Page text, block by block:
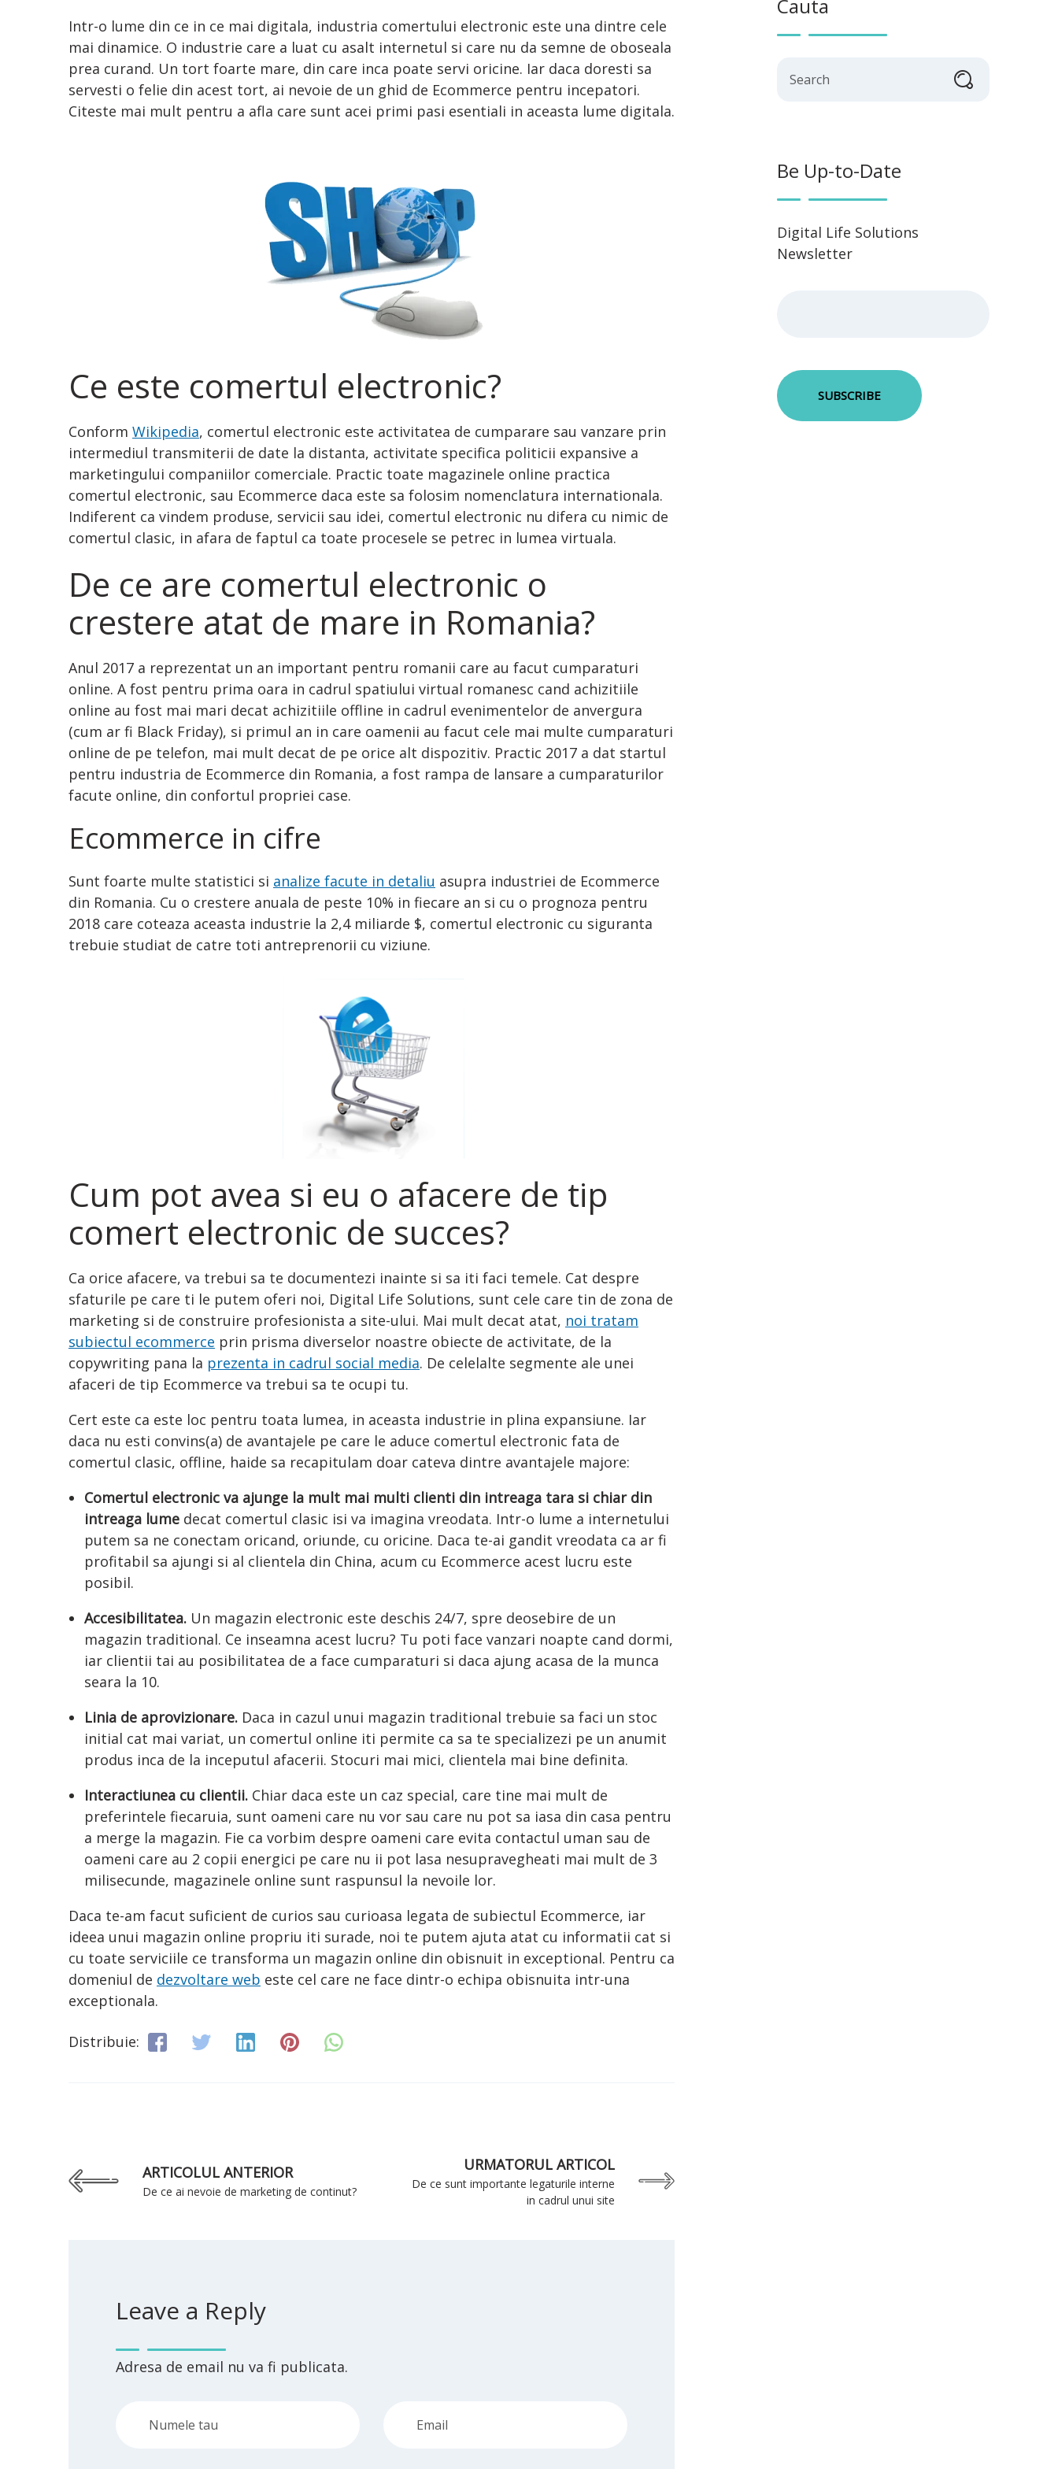
Intr-o lume din ce in ce mai digitala, industria comertului electronic este una dintre cele
mai dinamice. O industrie care a luat cu asalt internetul si care nu da semne de oboseala
prea curand. Un tort foarte mare, din care inca poate servi oricine. Iar daca doresti sa
servesti o felie din acest tort, ai nevoie de un ghid de Ecommerce pentru incepatori.
Citeste mai mult pentru a afla care sunt acei primi pasi esentiali in aceasta lume digitala.
Ce este comertul electronic?
Conform Wikipedia, comertul electronic este activitatea de cumparare sau vanzare prin
intermediul transmiterii de date la distanta, activitate specifica politicii expansive a
marketingului companiilor comerciale. Practic toate magazinele online practica
comertul electronic, sau Ecommerce daca este sa folosim nomenclatura internationala.
Indiferent ca vindem produse, servicii sau idei, comertul electronic nu difera cu nimic de
comertul clasic, in afara de faptul ca toate procesele se petrec in lumea virtuala.
De ce are comertul electronic o
crestere atat de mare in Romania?
Anul 2017 a reprezentat un an important pentru romanii care au facut cumparaturi
online. A fost pentru prima oara in cadrul spatiului virtual romanesc cand achizitiile
online au fost mai mari decat achizitiile offline in cadrul evenimentelor de anvergura
(cum ar fi Black Friday), si primul an in care oamenii au facut cele mai multe cumparaturi
online de pe telefon, mai mult decat de pe orice alt dispozitiv. Practic 2017 a dat startul
pentru industria de Ecommerce din Romania, a fost rampa de lansare a cumparaturilor
facute online, din confortul propriei case.
Ecommerce in cifre
Sunt foarte multe statistici si analize facute in detaliu asupra industriei de Ecommerce
din Romania. Cu o crestere anuala de peste 10% in fiecare an si cu o prognoza pentru
2018 care coteaza aceasta industrie la 2,4 miliarde $, comertul electronic cu siguranta
trebuie studiat de catre toti antreprenorii cu viziune.
Cum pot avea si eu o afacere de tip
comert electronic de succes?
Ca orice afacere, va trebui sa te documentezi inainte si sa iti faci temele. Cat despre
sfaturile pe care ti le putem oferi noi, Digital Life Solutions, sunt cele care tin de zona de
marketing si de construire profesionista a site-ului. Mai mult decat atat, noi tratam
subiectul ecommerce prin prisma diverselor noastre obiecte de activitate, de la
copywriting pana la prezenta in cadrul social media. De celelalte segmente ale unei
afaceri de tip Ecommerce va trebui sa te ocupi tu.
Cert este ca este loc pentru toata lumea, in aceasta industrie in plina expansiune. Iar
daca nu esti convins(a) de avantajele pe care le aduce comertul electronic fata de
comertul clasic, offline, haide sa recapitulam doar cateva dintre avantajele majore:
Comertul electronic va ajunge la mult mai multi clienti din intreaga tara si chiar din
intreaga lume decat comertul clasic isi va imagina vreodata. Intr-o lume a internetului
putem sa ne conectam oricand, oriunde, cu oricine. Daca te-ai gandit vreodata ca ar fi
profitabil sa ajungi si al clientela din China, acum cu Ecommerce acest lucru este
posibil.
Accesibilitatea. Un magazin electronic este deschis 24/7, spre deosebire de un
magazin traditional. Ce inseamna acest lucru? Tu poti face vanzari noapte cand dormi,
iar clientii tai au posibilitatea de a face cumparaturi si daca ajung acasa de la munca
seara la 10.
Linia de aprovizionare. Daca in cazul unui magazin traditional trebuie sa faci un stoc
initial cat mai variat, un comertul online iti permite ca sa te specializezi pe un anumit
produs inca de la inceputul afacerii. Stocuri mai mici, clientela mai bine definita.
Interactiunea cu clientii. Chiar daca este un caz special, care tine mai mult de
preferintele fiecaruia, sunt oameni care nu vor sau care nu pot sa iasa din casa pentru
a merge la magazin. Fie ca vorbim despre oameni care evita contactul uman sau de
oameni care au 2 copii energici pe care nu ii pot lasa nesupravegheati mai mult de 3
milisecunde, magazinele online sunt raspunsul la nevoile lor.
Daca te-am facut suficient de curios sau curioasa legata de subiectul Ecommerce, iar
ideea unui magazin online propriu iti surade, noi te putem ajuta atat cu informatii cat si
cu toate serviciile ce transforma un magazin online din obisnuit in exceptional. Pentru ca
domeniul de dezvoltare web este cel care ne face dintr-o echipa obisnuita intr-una
exceptionala.
Distribuie:
ARTICOLUL ANTERIOR
De ce ai nevoie de marketing de continut?
URMATORUL ARTICOL
De ce sunt importante legaturile interne
in cadrul unui site
Leave a Reply
Adresa de email nu va fi publicata.
Cauta
Be Up-to-Date
Digital Life Solutions
Newsletter